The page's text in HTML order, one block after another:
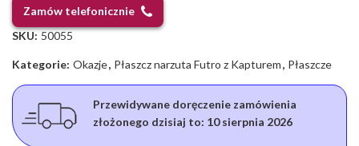
Zamów telefonicznie
SKU: 50055
Kategorie: Okazje, Płaszcz narzuta Futro z Kapturem, Płaszcze
Przewidywane doręczenie zamówienia
złożonego dzisiaj to: 10 sierpnia 2026